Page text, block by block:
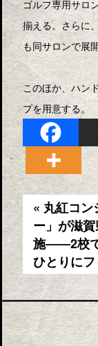
ゴルフ専用サロ
揃える。さらに
も同サロンで展
このほか、ハン
プを用意する。
« 丸紅コン
ー」が滋
施――2校
ひとりに